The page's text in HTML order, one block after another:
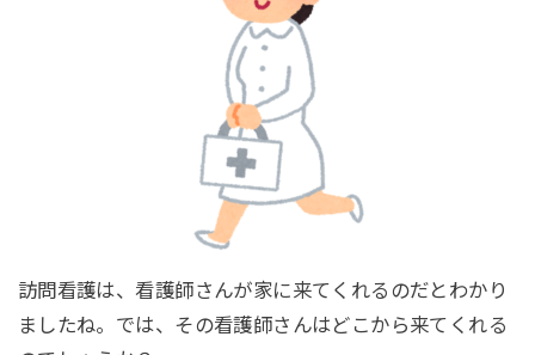
訪問看護は、看護師さんが家に来てくれるのだとわかり
ましたね。 では、その看護師さんはどこから来てくれる